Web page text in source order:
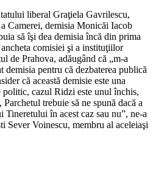
liberal Graţiela Gavrilescu,
Camerei, demisia Monicăi Iacob
să îşi dea demisia încă din prima
comisiei şi a instituţiilor
de Prahova, adăugând că „m-a
demisia pentru că dezbaterea publică
că această demisie este una
politic, cazul Ridzi este unul închis,
trebuie să ne spună dacă a
în acest caz sau nu”, ne-a
Sever Voinescu, membru al aceleiaşi